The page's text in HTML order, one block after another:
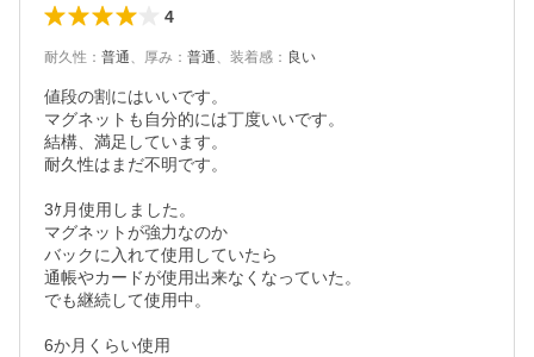
4
耐久性 ： 普通、 厚み ： 普通、 装着感 ： 良い
値段の割にはいいです。
マグネットも自分的には丁度いいです。
結構、満足しています。
耐久性はまだ不明です。
3ｹ月使用しました。
マグネットが強力なのか
バックに入れて使用していたら
通帳やカードが使用出来なくなっていた。
でも継続して使用中。
6か月くらい使用